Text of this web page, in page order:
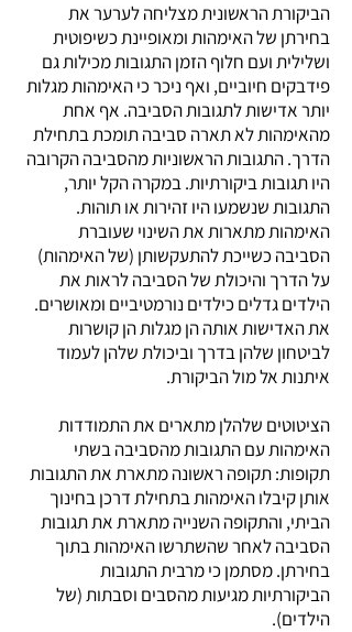
הביקורת הראשונית מצליחה לערער את
בחירתן של האימהות ומאופיינת כשיפוטית
ושלילית ועם חלוף הזמן התגובות מכילות גם
פידבקים חיוביים, ואף ניכר כי האימהות מגלות
יותר אדישות לתגובות הסביבה. אף אחת
מהאימהות לא תארה סביבה תומכת בתחילת
הדרך. התגובות הראשוניות מהסביבה הקרובה
היו תגובות ביקורתיות. במקרה הקל יותר,
התגובות שנשמעו היו זהירות או תוהות.
האימהות מתארות את השינוי שעוברת
הסביבה כשייכת להתעקשותן (של האימהות)
על הדרך והיכולת של הסביבה לראות את
הילדים גדלים כילדים נורמטיביים ומאושרים.
את האדישות אותה הן מגלות הן קושרות
לביטחון שלהן בדרך וביכולת שלהן לעמוד
איתנות אל מול הביקורת.
הציטוטים שלהלן מתארים את התמודדות
האימהות עם התגובות מהסביבה בשתי
תקופות: תקופה ראשונה מתארת את התגובות
אותן קיבלו האימהות בתחילת דרכן בחינוך
הביתי, והתקופה השנייה מתארת את תגובות
הסביבה לאחר שהשתרשו האימהות בתוך
בחירתן. מסתמן כי מרבית התגובות
הביקורתיות מגיעות מהסבים וסבתות (של
הילדים).